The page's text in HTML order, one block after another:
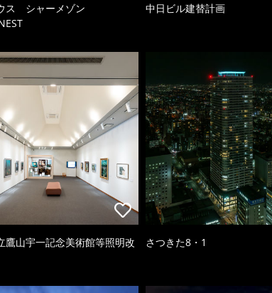
ス シャーメゾン
中日ビル建替計画
鷹山宇一記念美術館等照明改 さつきた8・1